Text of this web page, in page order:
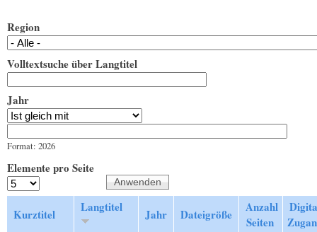
Region
Volltextsuche über Langtitel
Jahr
Format: 2026
Elemente pro Seite
Kurztitel Langtitel Jahr Dateigröße
Anzahl
Seiten